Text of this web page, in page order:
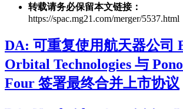
转载请务必保留本文链接：
https://spac.mg21.com/merger/5537.html
DA: 可重复使用航天器公司
Orbital Technologies 与
Four 签署最终合并上市协议